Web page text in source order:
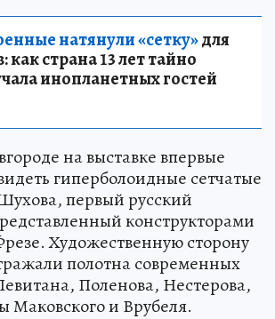
натянули «сетку»для
страна 13 лет тайно
инопланетных гостей
на выставке впервые
гиперболоидные сетчатые
первый русский
конструкторами
Художественную сторону
полотна современных
Поленова, Нестерова,
Маковского и Врубеля.